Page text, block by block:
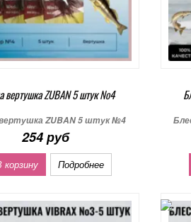
вертушка ZUBAN 5 штук №4
ZUBAN 5 штук №4
254 руб
корзину Подробнее